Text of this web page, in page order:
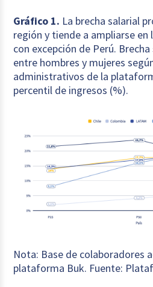
Gráfico 1. La brecha salarial
región y tiende a ampliarse
con excepción de Perú.
entre hombres y mujeres
administrativos de la
percentil de ingresos (%).
Nota: Base de colaboradores
plataforma Buk. Fuente: